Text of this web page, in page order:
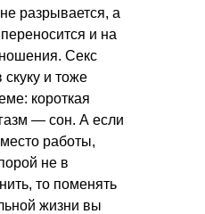
разрывается, а
и на
Секс
и тоже
короткая
— сон. А если
работы,
не в
то поменять
жизни вы